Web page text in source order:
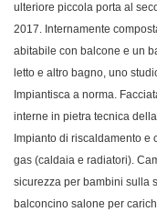
ulteriore piccola porta al
2017. Internamente
abitabile con balcone e un
letto e altro bagno, uno
Impiantisca a norma.
interne in pietra tecnica
Impianto di riscaldamento
gas (caldaia e radiatori).
sicurezza per bambini sulla
balconcino salone per